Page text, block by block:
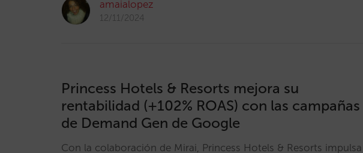
amaialopez
12/11/2024
Princess Hotels & Resorts mejora su
rentabilidad (+102% ROAS) con las campañas
de Demand Gen de Google
Con la colaboración de Mirai, Princess Hotels & Resorts impulsa